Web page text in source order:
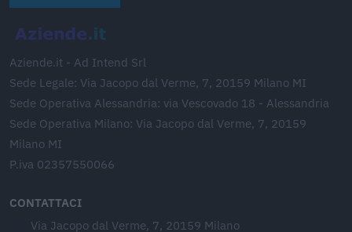
Aziende.it - Ad Intend Srl
Sede Legale: Via Jacopo dal Verme, 7, 20159 Milano MI
Sede Operativa Alessandria: via Vescovado 18 - Alessandria
Sede Operativa Milano: Via Jacopo dal Verme, 7, 20159
Milano MI
P.iva 02357550066
CONTATTACI
Via Jacopo dal Verme, 7, 20159 Milano